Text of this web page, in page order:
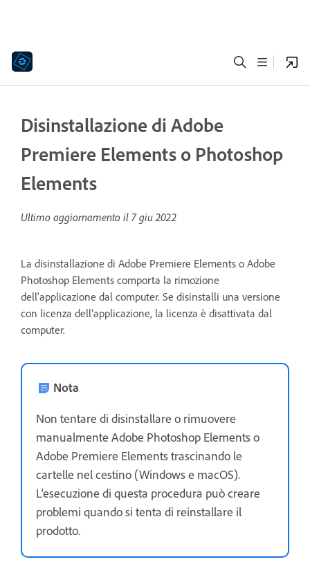
Disinstallazione di Adobe
Premiere Elements o Photoshop
Elements
Ultimo aggiornamento il 7 giu 2022
La disinstallazione di Adobe Premiere Elements o Adobe
Photoshop Elements comporta la rimozione
dell'applicazione dal computer. Se disinstalli una versione
con licenza dell’applicazione, la licenza è disattivata dal
computer.
Nota
Non tentare di disinstallare o rimuovere
manualmente Adobe Photoshop Elements o
Adobe Premiere Elements trascinando le
cartelle nel cestino (Windows e macOS).
L'esecuzione di questa procedura può creare
problemi quando si tenta di reinstallare il
prodotto.